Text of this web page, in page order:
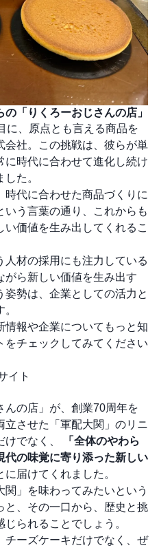
「りくろーおじさんの店」
に、原点とも言える商品を
会社。この挑戦は、彼らが単
に時代に合わせて進化し続け
た。
時代に合わせた商品づくりに
う言葉の通り、これからも
価値を生み出してくれるこ
人材の採用にも注力している
がら新しい価値を生み出す
姿勢は、企業としての活力と
情報や企業についてもっと知
をチェックしてみてください
イト
んの店」が、創業70周年を
させた「軍配大関」のリニ
けでなく、
「全体のやわら
代の味覚に寄り添った新しい
に届けてくれました。
」を味わってみたいという
と、その一口から、歴史と挑
られることでしょう。
チーズケーキだけでなく、ぜ